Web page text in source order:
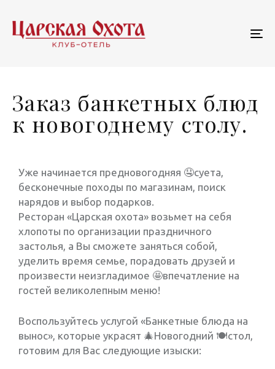
Заказ банкетных блюд
к новогоднему столу.
Уже начинается предновогодняя 🤤суета,
бесконечные походы по магазинам, поиск
нарядов и выбор подарков.
Ресторан «Царская охота» возьмет на себя
хлопоты по организации праздничного
застолья, а Вы сможете заняться собой,
уделить время семье, порадовать друзей и
произвести неизгладимое 🤩впечатление на
гостей великолепным меню!
Воспользуйтесь услугой «Банкетные блюда на
вынос», которые украсят 🎄Новогодний 🍽стол,
готовим для Вас следующие изыски: